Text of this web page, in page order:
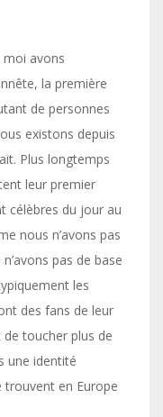
moi avons
la première
de personnes
existons depuis
Plus longtemps
leur premier
célèbres du jour au
nous n’avons pas
pas de base
les
des fans de leur
toucher plus de
une identité
en Europe